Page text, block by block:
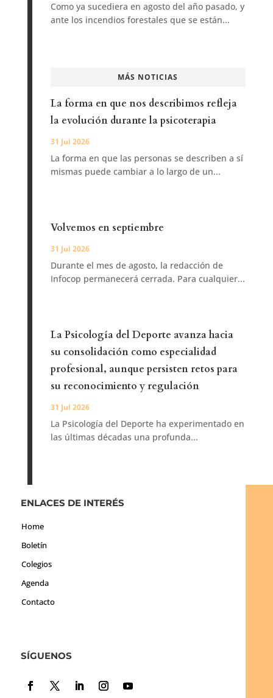
Como ya sucediera en agosto del año pasado, y
ante los incendios forestales que se están...
MÁS NOTICIAS
La forma en que nos describimos refleja
la evolución durante la psicoterapia
31 Jul 2026
La forma en que las personas se describen a sí
mismas puede cambiar a lo largo de un...
Volvemos en septiembre
31 Jul 2026
Durante el mes de agosto, la redacción de
Infocop permanecerá cerrada. Para cualquier...
La Psicología del Deporte avanza hacia
su consolidación como especialidad
profesional, aunque persisten retos para
su reconocimiento y regulación
31 Jul 2026
La Psicología del Deporte ha experimentado en
las últimas décadas una profunda...
ENLACES DE INTERÉS
Home
Boletín
Colegios
Agenda
Contacto
SÍGUENOS